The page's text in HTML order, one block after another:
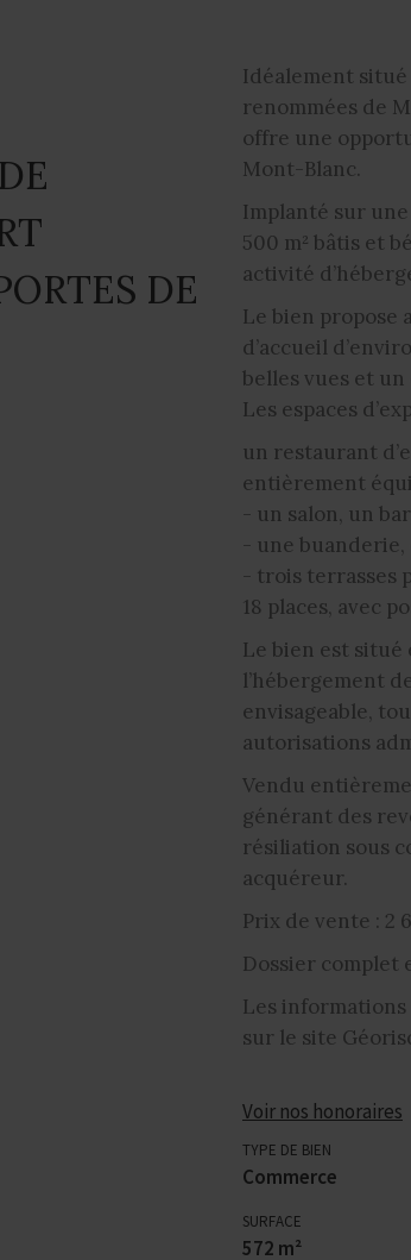
DE
Idéalement situé
renommées de
offre une
Mont-Blanc.
Implanté sur une
500 m² bâtis et
activité
Le bien propose
d’accueil
belles vues et
Les espaces
un restaurant
entièrement
- un salon, un bar,
- une buanderie,
- trois terrasses
18 places, avec
Le bien est situé
l’hébergement
envisageable,
autorisations
Vendu
générant des
résiliation sous
acquéreur.
Prix de vente : 2
Dossier complet
Les informations
sur le site
Voir nos honoraires
TYPE DE BIEN
Commerce
SURFACE
572 m²